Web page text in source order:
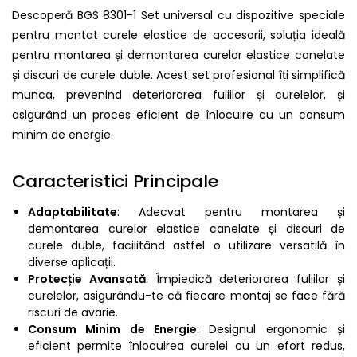
Descoperă BGS 8301-1 Set universal cu dispozitive speciale
pentru montat curele elastice de accesorii, soluția ideală
pentru montarea și demontarea curelor elastice canelate
și discuri de curele duble. Acest set profesional îți simplifică
munca, prevenind deteriorarea fuliilor și curelelor, și
asigurând un proces eficient de înlocuire cu un consum
minim de energie.
Caracteristici Principale
Adaptabilitate: Adecvat pentru montarea și
demontarea curelor elastice canelate și discuri de
curele duble, facilitând astfel o utilizare versatilă în
diverse aplicații.
Protecție Avansată: Împiedică deteriorarea fuliilor și
curelelor, asigurându-te că fiecare montaj se face fără
riscuri de avarie.
Consum Minim de Energie: Designul ergonomic și
eficient permite înlocuirea curelei cu un efort redus,